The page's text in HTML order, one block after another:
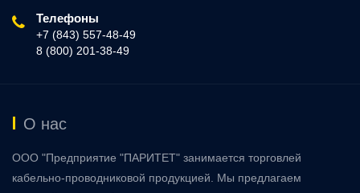
Телефоны
+7 (843) 557-48-49
8 (800) 201-38-49
О нас
ООО "Предприятие "ПАРИТЕТ" занимается торговлей
кабельно-проводниковой продукцией. Мы предлагаем